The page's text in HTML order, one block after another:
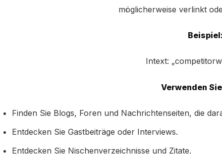
möglicherweise verlinkt
Intext:
Verwenden
Finden Sie Blogs, Foren und Nachrichtenseiten, die
Entdecken Sie Gastbeiträge oder Interviews.
Entdecken Sie Nischenverzeichnisse und Zitate.